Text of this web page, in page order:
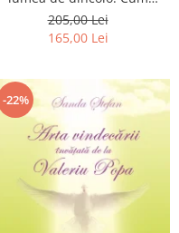
obtinem puteri
extrasenzoriale - cu exercitii
205,00 Lei
165,00 Lei
-22%